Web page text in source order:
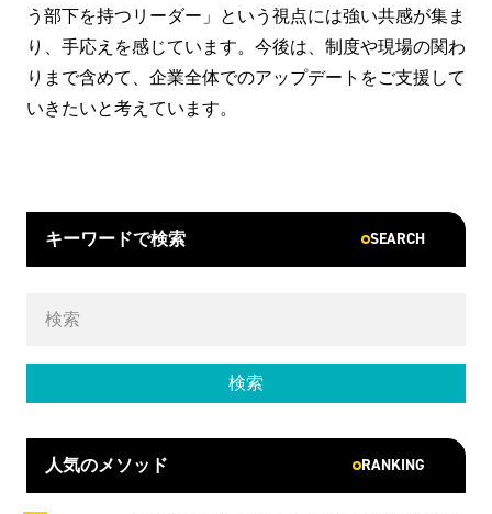
う部下を持つリーダー」という視点には強い共感が集ま
り、手応えを感じています。今後は、制度や現場の関わ
りまで含めて、企業全体でのアップデートをご支援して
いきたいと考えています。
キーワードで検索 SEARCH
人気のメソッド RANKING